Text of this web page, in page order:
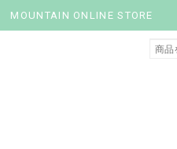
MOUNTAIN ONLINE STORE